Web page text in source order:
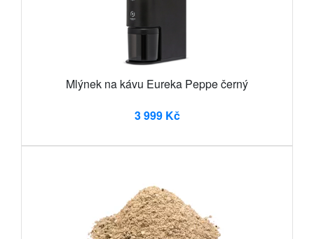
Mlýnek na kávu Eureka Peppe černý
3 999 Kč